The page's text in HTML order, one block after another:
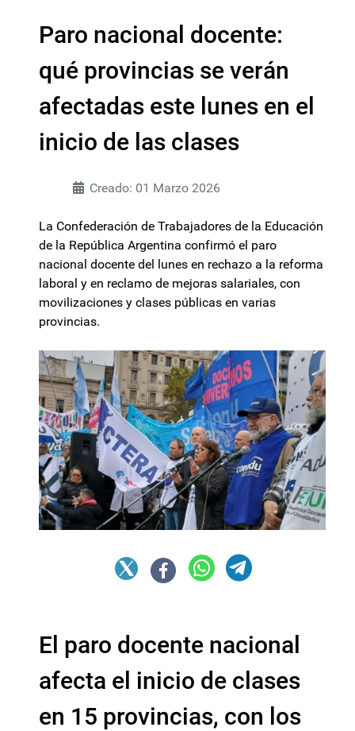
Paro nacional docente:
qué provincias se verán
afectadas este lunes en el
inicio de las clases
Creado: 01 Marzo 2026
La Confederación de Trabajadores de la Educación
de la República Argentina confirmó el paro
nacional docente del lunes en rechazo a la reforma
laboral y en reclamo de mejoras salariales, con
movilizaciones y clases públicas en varias
provincias.
El paro docente nacional
afecta el inicio de clases
en 15 provincias, con los